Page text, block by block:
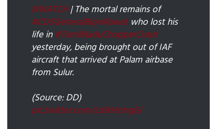
#WATCH| The mortal remains of
#CDSGeneralBipinRawatwho lost his
life in #TamilNaduChopperCrash
yesterday, being brought out of IAF
aircraft that arrived at Palam airbase
from Sulur.
(Source: DD)
pic.twitter.com/LdIkHzmgGi